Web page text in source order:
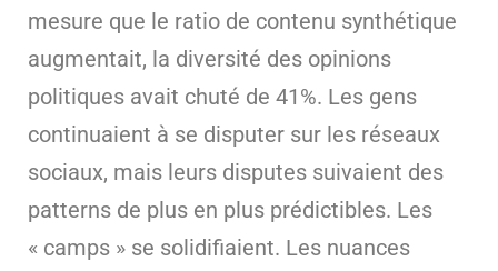
mesure que le ratio de contenu synthétique
augmentait, la diversité des opinions
politiques avait chuté de 41%. Les gens
continuaient à se disputer sur les réseaux
sociaux, mais leurs disputes suivaient des
patterns de plus en plus prédictibles. Les
« camps » se solidifiaient. Les nuances